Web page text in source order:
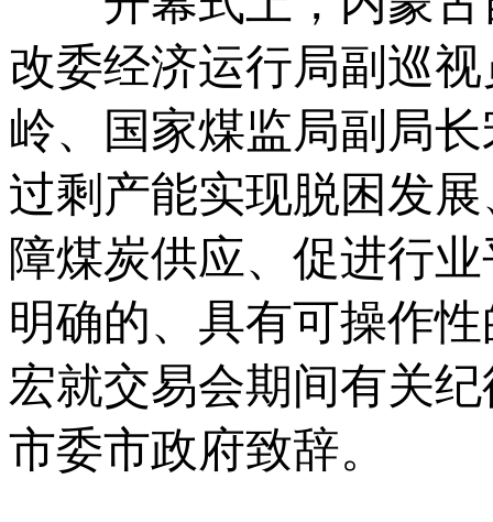
改委经济运行局副巡
岭、国家煤监局副局
过剩产能实现脱困发
障煤炭供应、促进行
明确的、具有可操作
宏就交易会期间有关
市委市政府致辞。